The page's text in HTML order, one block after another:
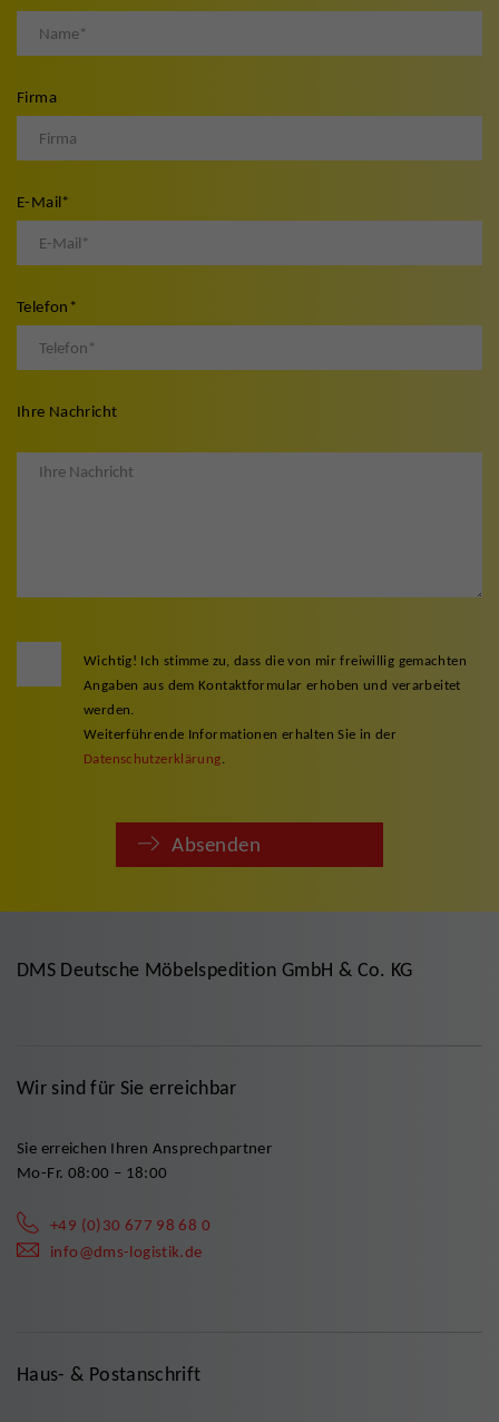
Firma
E-Mail*
Telefon *
Ihre Nachricht
Wichtig! Ich stimme zu, dass die von mir freiwillig gemachten
Angaben aus dem Kontaktformular erhoben und verarbeitet
werden.
Weiterführende Informationen erhalten Sie in der
Datenschutzerklärung
Absenden
DMS Deutsche Möbelspedition GmbH & Co. KG
Wir sind für Sie erreichbar
Sie erreichen Ihren Ansprechpartner
Mo-Fr. 08:00 – 18:00
+49 (0)30 677 98 68 0
info@dms-logistik.de
Haus- & Postanschrift